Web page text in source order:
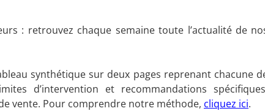
: retrouvez chaque semaine toute l’actualité de
synthétique sur deux pages reprenant chacune
d’intervention et recommandations
vente. Pour comprendre notre méthode, cliquez ici.